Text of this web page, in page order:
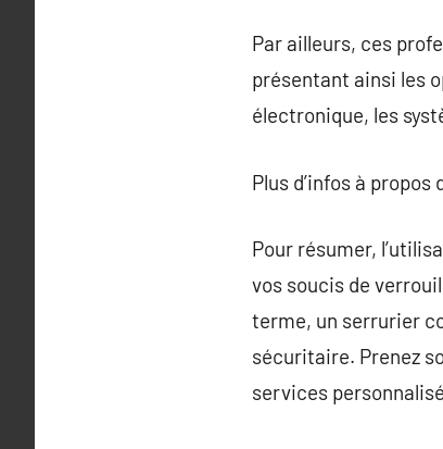
Par ailleurs, ces
présentant ainsi les
électronique, les
Plus d’infos à propos
Pour résumer,
vos soucis de
terme, un serrurier
sécuritaire. Prenez
services